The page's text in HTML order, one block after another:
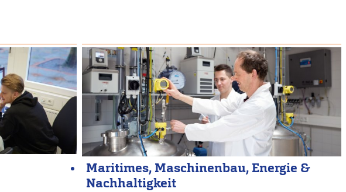
Maritimes, Maschinenbau, Energie &
Nachhaltigkeit